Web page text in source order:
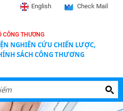
English Check Mail
CÔNG THƯƠNG
NGHIÊN CỨU CHIẾN LƯỢC,
SÁCH CÔNG THƯƠNG